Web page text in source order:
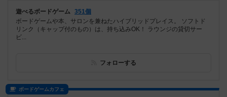
遊べるボードゲーム 351個
ボードゲームや本、サロンを兼ねたハイブリッドプレイス。 ソフトド
リンク（キャップ付のもの）は、持ち込みOK！ ラウンジの貸切サー
ビ...
フォローする
ボードゲームカフェ